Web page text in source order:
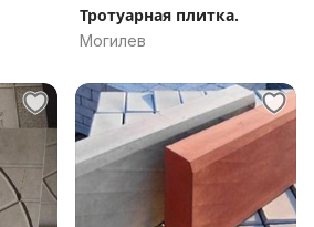
Тротуарная плитка.
Могилев